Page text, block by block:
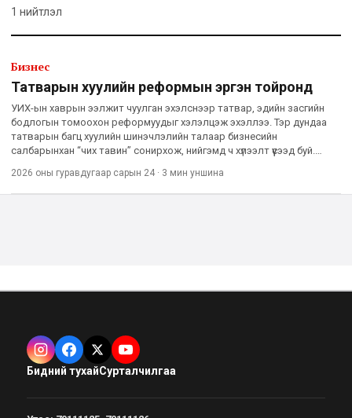
1 нийтлэл
Бизнес
Татварын хуулийн реформын эргэн тойронд
УИХ-ын хаврын ээлжит чуулган эхэлснээр татвар, эдийн засгийн
бодлогын томоохон реформуудыг хэлэлцэж эхэллээ. Тэр дундаа
татварын багц хуулийн шинэчлэлийн талаар бизнесийн
салбарынхан “чих тавин” сонирхож, нийгэмд ч хүлээлт үүсээд буй.
явж ирсэ
2026 оны гуравдугаар сарын 24 · 3 мин уншина
Бидний тухайСурталчилгаа